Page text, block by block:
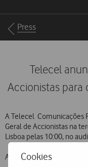
Cookies
Breadcrumbs
Press
Telecel
Accionistas para
A Telecel  Comunicações
Geral de Accionistas na
Lisboa pelas 10:00, no
A agenda constará do